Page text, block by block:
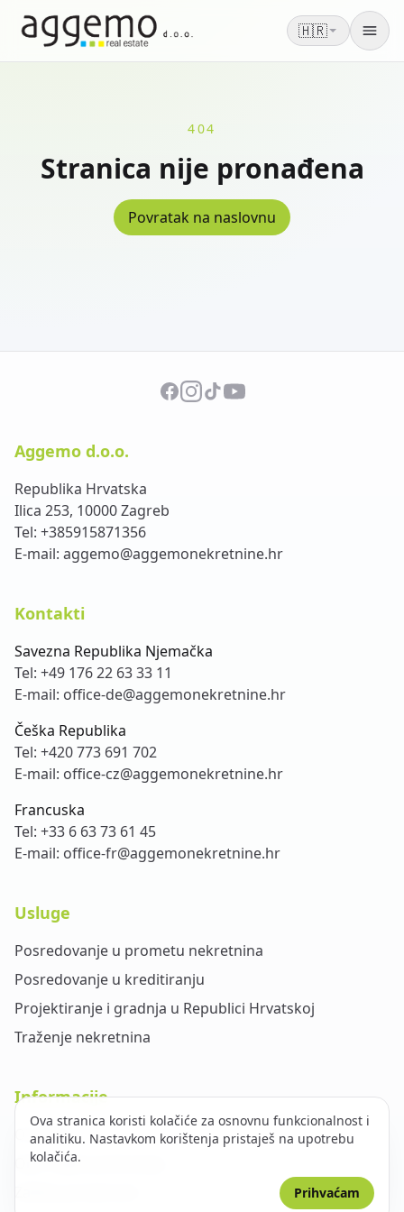
🇭🇷
404
Stranica nije pronađena
Povratak na naslovnu
Aggemo d.o.o.
Republika Hrvatska
Ilica 253, 10000 Zagreb
Tel: +385915871356
E-mail: aggemo@aggemonekretnine.hr
Kontakti
Savezna Republika Njemačka
Tel: +49 176 22 63 33 11
E-mail: office-de@aggemonekretnine.hr
Češka Republika
Tel: +420 773 691 702
E-mail: office-cz@aggemonekretnine.hr
Francuska
Tel: +33 6 63 73 61 45
E-mail: office-fr@aggemonekretnine.hr
Usluge
Posredovanje u prometu nekretnina
Posredovanje u kreditiranju
Projektiranje i gradnja u Republici Hrvatskoj
Traženje nekretnina
Informacije
O nama
Opći uvjeti poslovanja
Ova stranica koristi kolačiće za osnovnu funkcionalnost i
analitiku. Nastavkom korištenja pristaješ na upotrebu
kolačića.
Prihvaćam